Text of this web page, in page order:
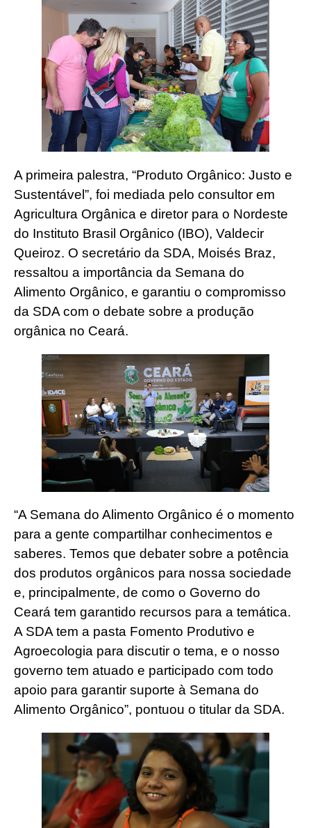
A primeira palestra, “Produto Orgânico: Justo e
Sustentável”, foi mediada pelo consultor em
Agricultura Orgânica e diretor para o Nordeste
do Instituto Brasil Orgânico (IBO), Valdecir
Queiroz. O secretário da SDA, Moisés Braz,
ressaltou a importância da Semana do
Alimento Orgânico, e garantiu o compromisso
da SDA com o debate sobre a produção
orgânica no Ceará.
“A Semana do Alimento Orgânico é o momento
para a gente compartilhar conhecimentos e
saberes. Temos que debater sobre a potência
dos produtos orgânicos para nossa sociedade
e, principalmente, de como o Governo do
Ceará tem garantido recursos para a temática.
A SDA tem a pasta Fomento Produtivo e
Agroecologia para discutir o tema, e o nosso
governo tem atuado e participado com todo
apoio para garantir suporte à Semana do
Alimento Orgânico”, pontuou o titular da SDA.